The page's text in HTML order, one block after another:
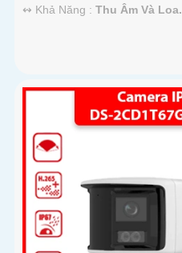
️↭ Khả Năng : Thu Âm Và Loa.